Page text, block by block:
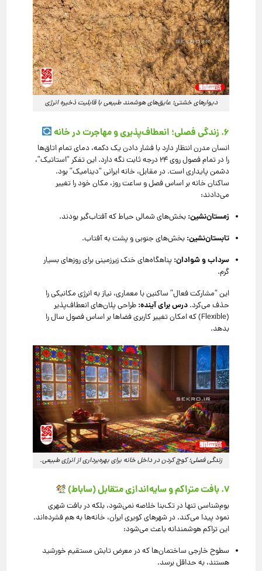
دیوارهای خشتی؛ عایق‌های هوشمند طبیعی با قابلیت ذخیره انرژی
۶. زندگی فصلی؛ انعطاف‌پذیری و مهاجرت در خانه
انسان مدرن انتظار دارد با فشار دادن یک دکمه، دمای تمام اتاق‌ها
را در تمام فصول روی ۲۴ درجه ثابت نگه دارد. این تفکر “استاتیک”،
دشمن پایداری است. در مقابل، خانه ایرانی “دینامیک” بود.
ساکنان خانه بر اساس فصل و ساعت روز، مکان خود را تغییر
می‌دادند:
زمستان‌نشین: بخش‌های شمالی حیاط که آفتاب‌گیر بودند.
تابستان‌نشین: بخش‌های جنوبی و پشت به آفتاب.
سرداب و شوادان: پناهگاه‌های خنک زیرزمینی برای روزهای بسیار
گرم.
این “مشارکت فعال” ساکنین با معماری، نیاز به انرژی مکانیکی را
حذف می‌کرد.درس برای آینده: طراحی پلان‌های انعطاف‌پذیر
(Flexible) که امکان تغییر کاربری فضاها بر اساس فصول سال را
بدهد.
زندگی فصلی؛ کوچ کردن در داخل خانه برای بهره‌برداری از انرژی طبیعی.
۷. بافت متراکم و سایه‌اندازی متقابل (ساباط)
بوم‌شناسی تنها در تک‌بنا خلاصه نمی‌شود، بلکه در بافت شهری
نمود پیدا می‌کند. در شهرهای کویری ایران، خانه‌ها به هم فشرده‌اند.
این تراکم هوشمندانه باعث می‌شود:
سطوح خارجی ساختمان‌ها که در معرض تابش مستقیم خورشید
هستند، به حداقل برسد.